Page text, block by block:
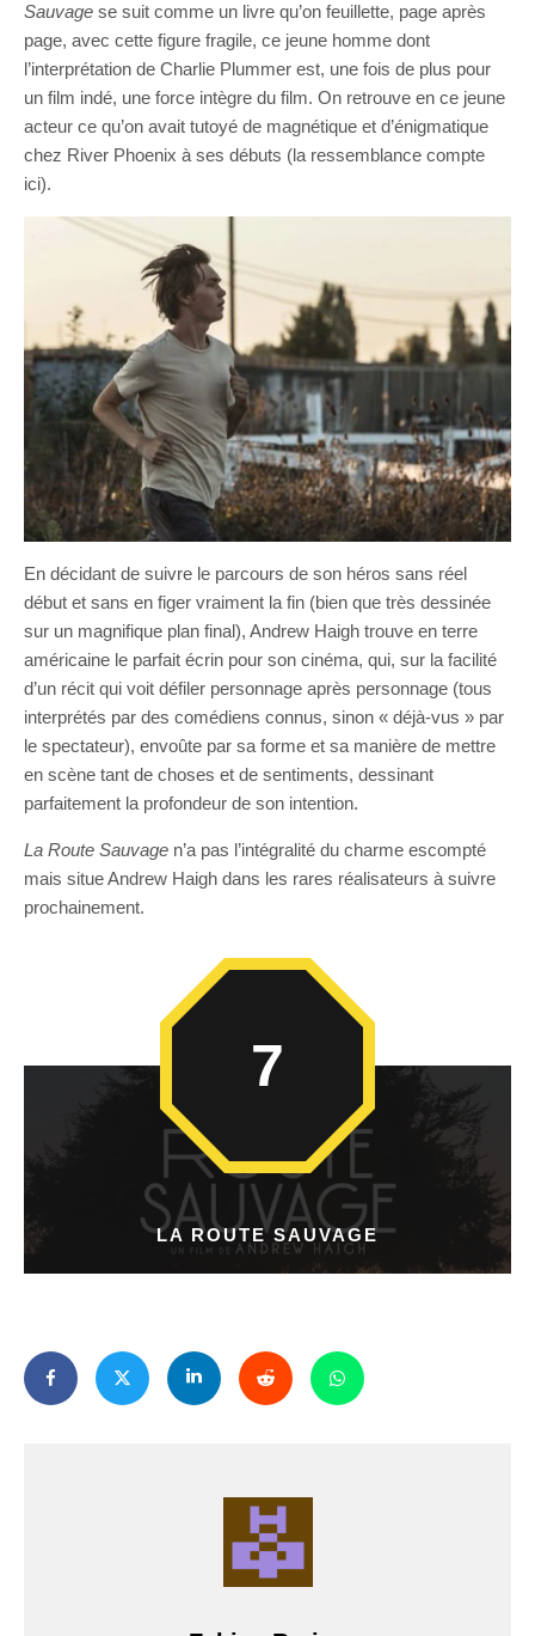
Sauvage se suit comme un livre qu’on feuillette, page après
page, avec cette figure fragile, ce jeune homme dont
l’interprétation de Charlie Plummer est, une fois de plus pour
un film indé, une force intègre du film. On retrouve en ce jeune
acteur ce qu’on avait tutoyé de magnétique et d’énigmatique
chez River Phoenix à ses débuts (la ressemblance compte
ici).
En décidant de suivre le parcours de son héros sans réel
début et sans en figer vraiment la fin (bien que très dessinée
sur un magnifique plan final), Andrew Haigh trouve en terre
américaine le parfait écrin pour son cinéma, qui, sur la facilité
d’un récit qui voit défiler personnage après personnage (tous
interprétés par des comédiens connus, sinon « déjà-vus » par
le spectateur), envoûte par sa forme et sa manière de mettre
en scène tant de choses et de sentiments, dessinant
parfaitement la profondeur de son intention.
La Route Sauvage n’a pas l’intégralité du charme escompté
mais situe Andrew Haigh dans les rares réalisateurs à suivre
prochainement.
LA ROUTE SAUVAGE
7